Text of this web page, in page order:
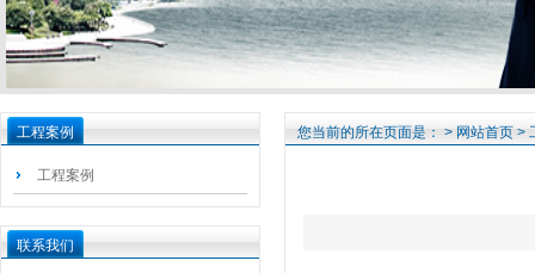
工程案例
工程案例
联系我们
您当前的所在页面是： > 网站首页 >